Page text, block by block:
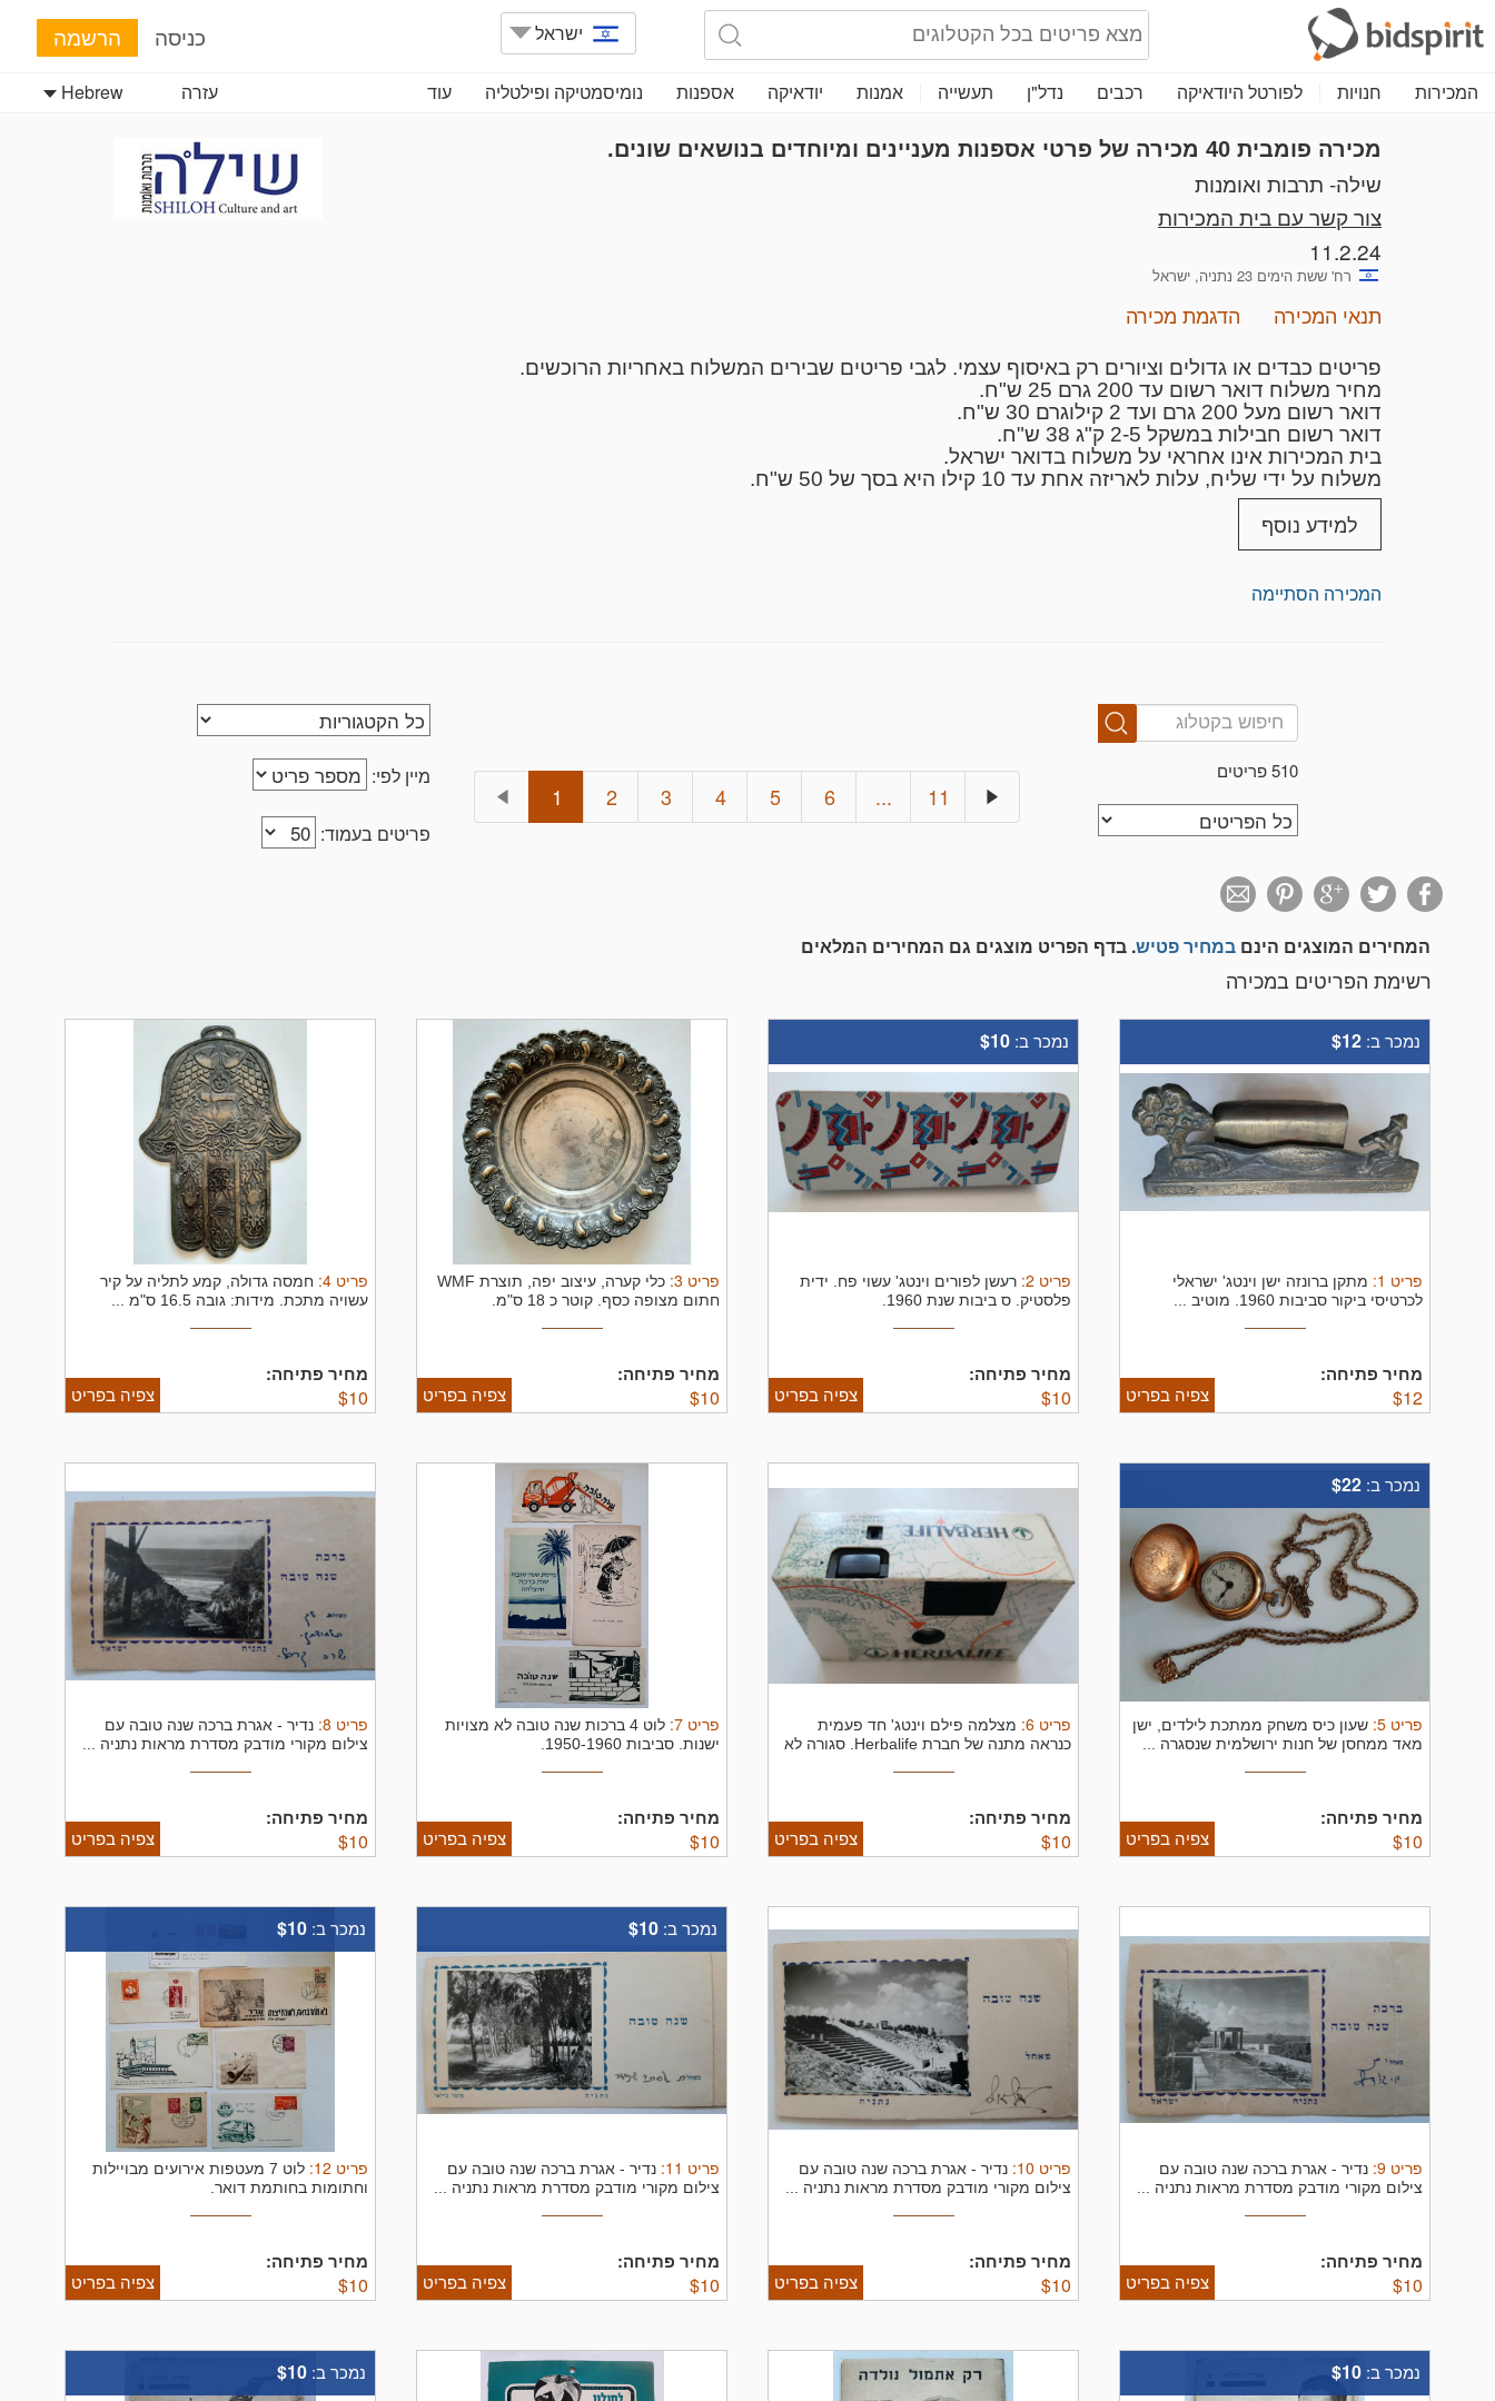
ישראל כניסה הרשמה
המכירות חנויות לפורטל היודאיקה רכבים נדל"ן תעשייה אמנות יודאיקה אספנות נומיסמטיקה ופילטליה עוד Hebrew עזרה
מכירה פומבית 40 מכירה של פרטי אספנות מעניינים ומיוחדים בנושאים שונים.
שילה- תרבות ואומנות
צור קשר עם בית המכירות
11.2.24
רח' ששת הימים 23 נתניה, ישראל
תנאי המכירה הדגמת מכירה
פריטים כבדים או גדולים וציורים רק באיסוף עצמי. לגבי פריטים שבירים המשלוח באחריות הרוכשים.
מחיר משלוח דואר רשום עד 200 גרם 25 ש"ח.
דואר רשום מעל 200 גרם ועד 2 קילוגרם 30 ש"ח.
דואר רשום חבילות במשקל 2-5 ק"ג 38 ש"ח.
בית המכירות אינו אחראי על משלוח בדואר ישראל.
משלוח על ידי שליח, עלות לאריזה אחת עד 10 קילו היא בסך של 50 ש"ח.
משלוחים לחו"ל המחיר בהתאם לגודל ומשקל המשלוח וסוג המשלוח.
לתשומת לב הרוכשים: אין תוספת מע"מ על העמלה.
תצוגת פריטים בתאום טלפוני בטלפון מס' 0523509341
למידע נוסף
המכירה הסתיימה
510 פריטים מיין לפי:
פריטים בעמוד:
1 2 3 4 5 6 ... 11
המחירים המוצגים הינם במחיר פטיש. בדף הפריט מוצגים גם המחירים המלאים
רשימת הפריטים במכירה
נמכר ב: $12
פריט 1
: מתקן ברונזה ישן וינטג' ישראלי
לכרטיסי ביקור סביבות 1960. מוטיב ...
מחיר פתיחה:
$12 צפיה בפריט
נמכר ב: $10
פריט 2
: רעשן לפורים וינטג' עשוי פח. ידית
פלסטיק. ס ביבות שנת 1960.
מחיר פתיחה:
$10 צפיה בפריט
פריט 3
:
כלי קערה, עיצוב יפה, תוצרת WMF
חתום מצופה כסף. קוטר כ 18 ס"מ.
מחיר פתיחה:
$10 צפיה בפריט
פריט 4
: חמסה גדולה, קמע לתליה על קיר
עשויה מתכת. מידות: גובה 16.5 ס"מ ...
מחיר פתיחה:
$10 צפיה בפריט
נמכר ב: $22
פריט 5
: שעון כיס משחק ממתכת לילדים, ישן
מאד ממחסן של חנות ירושלמית שנסגרה ...
מחיר פתיחה:
$10 צפיה בפריט
פריט 6
: מצלמה פילם וינטג' חד פעמית
כנראה מתנה של חברת Herbalife. סגורה לא
מחיר פתיחה:
$10 צפיה בפריט
פריט 7
:
לוט 4 ברכות שנה טובה לא מצויות
ישנות. סביבות 1950-1960.
מחיר פתיחה:
$10 צפיה בפריט
פריט 8
: נדיר - אגרת ברכה שנה טובה עם
צילום מקורי מודבק מסדרת מראות נתניה ...
מחיר פתיחה:
$10 צפיה בפריט
פריט 9
: נדיר - אגרת ברכה שנה טובה עם
צילום מקורי מודבק מסדרת מראות נתניה ...
מחיר פתיחה:
$10 צפיה בפריט
פריט 10
: נדיר - אגרת ברכה שנה טובה עם
צילום מקורי מודבק מסדרת מראות נתניה ...
מחיר פתיחה:
$10 צפיה בפריט
נמכר ב: $10
פריט 11
: נדיר - אגרת ברכה שנה טובה עם
צילום מקורי מודבק מסדרת מראות נתניה ...
מחיר פתיחה:
$10 צפיה בפריט
נמכר ב: $10
פריט 12
:
לוט 7 מעטפות אירועים מבויילות
וחתומות בחותמת דואר.
מחיר פתיחה:
$10 צפיה בפריט
נמכר ב: $10 נמכר ב: $10